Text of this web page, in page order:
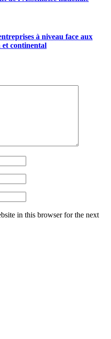
à niveau face aux
et continental
in this browser for the next